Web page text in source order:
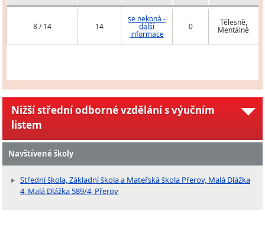
8 / 14 14
se nekoná -
další
informace
0 Tělesně,
Mentálně
Nižší střední odborné vzdělání s výučním
listem
Navštívené školy
Střední škola, Základní škola a Mateřská škola Přerov, Malá Dlážka
4, Malá Dlážka 589/4, Přerov